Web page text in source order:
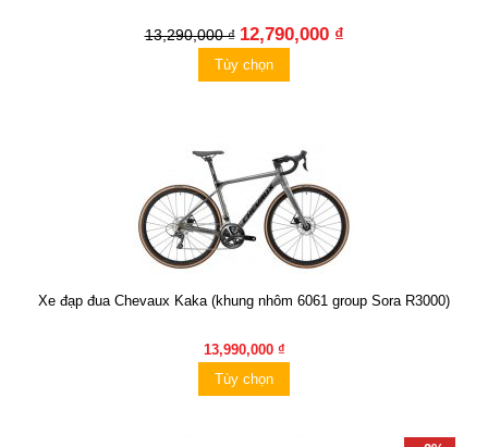
13,290,000 ₫ 12,790,000 ₫
Tùy chọn
Xe đạp đua Chevaux Kaka (khung nhôm 6061 group Sora R3000)
13,990,000 ₫
Tùy chọn